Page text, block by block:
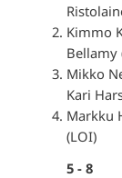
Kimmo
Bellamy
Mikko
Kari
Markku
(LOI)
5 - 8